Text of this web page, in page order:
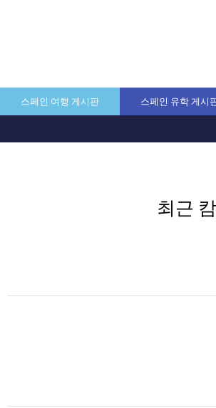
스페인 여행 게시판 스페인 유학 게시
최근